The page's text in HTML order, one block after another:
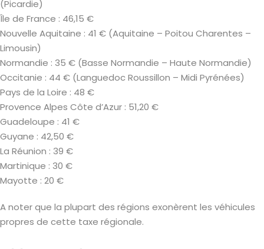
(Picardie)
Île de France : 46,15 €
Nouvelle Aquitaine : 41 € (Aquitaine – Poitou Charentes –
Limousin)
Normandie : 35 € (Basse Normandie – Haute Normandie)
Occitanie : 44 € (Languedoc Roussillon – Midi Pyrénées)
Pays de la Loire : 48 €
Provence Alpes Côte d’Azur : 51,20 €
Guadeloupe : 41 €
Guyane : 42,50 €
La Réunion : 39 €
Martinique : 30 €
Mayotte : 20 €
A noter que la plupart des régions exonèrent les véhicules
propres de cette taxe régionale.